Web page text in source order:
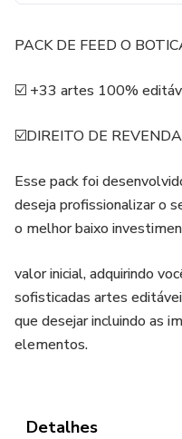
PACK DE FEED O
☑️ +33 artes 100%
☑️DIREITO DE REVENDA
Esse pack foi
deseja profissionalizar o
o melhor baixo
valor inicial, adquirindo
sofisticadas artes
que desejar incluindo as
elementos.
Detalhes